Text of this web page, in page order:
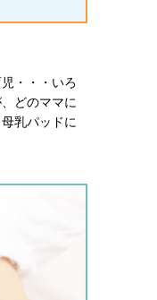
・・・いろ
どのママに
乳パッドに